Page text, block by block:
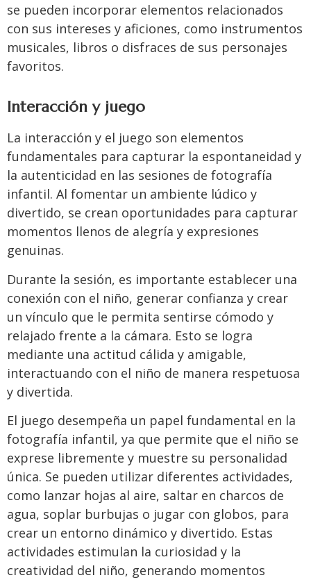
se pueden incorporar elementos relacionados
con sus intereses y aficiones, como instrumentos
musicales, libros o disfraces de sus personajes
favoritos.
Interacción y juego
La interacción y el juego son elementos
fundamentales para capturar la espontaneidad y
la autenticidad en las sesiones de fotografía
infantil. Al fomentar un ambiente lúdico y
divertido, se crean oportunidades para capturar
momentos llenos de alegría y expresiones
genuinas.
Durante la sesión, es importante establecer una
conexión con el niño, generar confianza y crear
un vínculo que le permita sentirse cómodo y
relajado frente a la cámara. Esto se logra
mediante una actitud cálida y amigable,
interactuando con el niño de manera respetuosa
y divertida.
El juego desempeña un papel fundamental en la
fotografía infantil, ya que permite que el niño se
exprese libremente y muestre su personalidad
única. Se pueden utilizar diferentes actividades,
como lanzar hojas al aire, saltar en charcos de
agua, soplar burbujas o jugar con globos, para
crear un entorno dinámico y divertido. Estas
actividades estimulan la curiosidad y la
creatividad del niño, generando momentos